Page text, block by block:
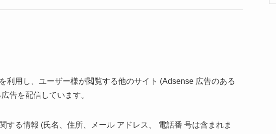
利用し、ユーザー様が閲覧する他のサイト (Adsense 広告のある
告を配信しています。
する情報 (氏名、住所、メール アドレス、 電話番 号は含まれま